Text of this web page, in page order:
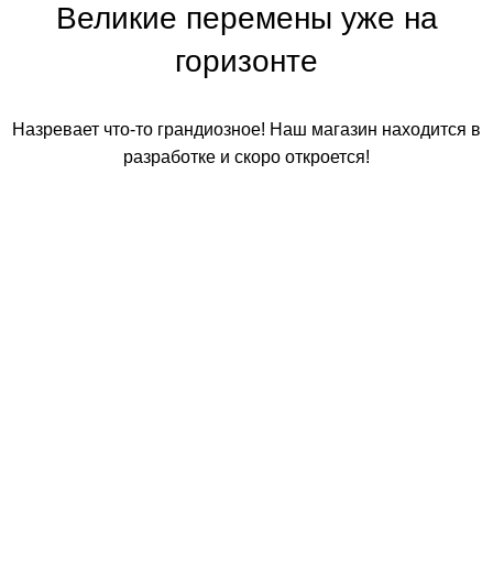
Великие перемены уже на
горизонте
Назревает что-то грандиозное! Наш магазин находится в
разработке и скоро откроется!